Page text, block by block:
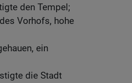
den Tempel;
Vorhofs, hohe
ein
die Stadt